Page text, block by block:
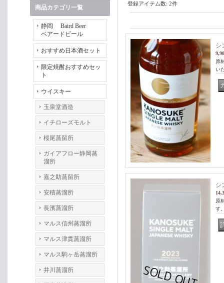
商品カテゴリ一覧
静岡 Baird Beer
ベアードビール
おすすめ日本酒セット
限定焼酎おすすめセッ
ト
ウイスキー
玉泉堂酒造
イチローズモルト
桜尾蒸留所
ガイアフロー静岡蒸
溜所
嘉之助蒸留所
安積蒸溜所
長濱蒸溜所
マルス信州蒸溜所
マルス津貫蒸溜所
マルス駒ヶ岳蒸溜所
井川蒸溜所
登録アイテム数: 2件
シ
原
い
シ
原
す